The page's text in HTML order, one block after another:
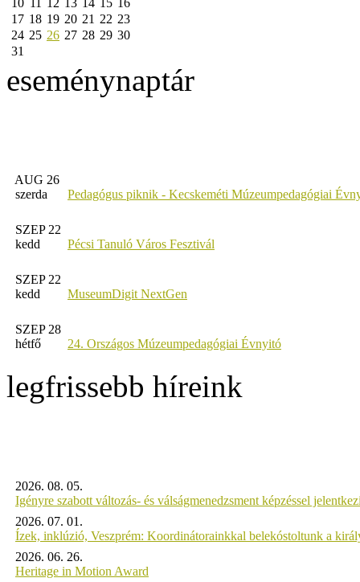
17 18 19 20 21 22 23
24 25 26 27 28 29 30
31
eseménynaptár
AUG 26
szerda
Pedagógus piknik - Kecskeméti Múzeumpedagógiai
SZEP 22
kedd
Pécsi Tanuló Város Fesztivál
SZEP 22
kedd
MuseumDigit NextGen
SZEP 28
hétfő
24. Országos Múzeumpedagógiai Évnyitó
legfrissebb híreink
2026. 08. 05.
Igényre szabott változás- és válságmenedzsment képzéssel
2026. 07. 01.
Ízek, inklúzió, Veszprém: Koordinátorainkkal belekóstoltunk a
2026. 06. 26.
Heritage in Motion Award